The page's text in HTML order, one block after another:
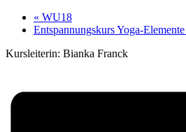
« WU18
Entspannungskurs Yoga-
Kursleiterin: Bianka Franck